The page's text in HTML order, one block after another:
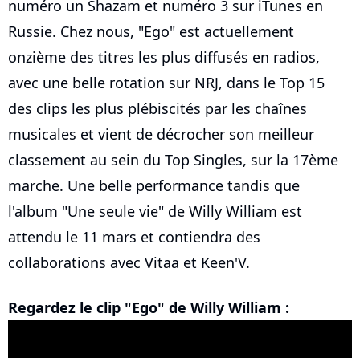
numéro un Shazam et numéro 3 sur iTunes en
Russie. Chez nous, "Ego" est actuellement
onzième des titres les plus diffusés en radios,
avec une belle rotation sur NRJ, dans le Top 15
des clips les plus plébiscités par les chaînes
musicales et vient de décrocher son meilleur
classement au sein du Top Singles, sur la 17ème
marche. Une belle performance tandis que
l'album "Une seule vie" de Willy William est
attendu le 11 mars et contiendra des
collaborations avec Vitaa et Keen'V.
Regardez le clip "Ego" de Willy William :